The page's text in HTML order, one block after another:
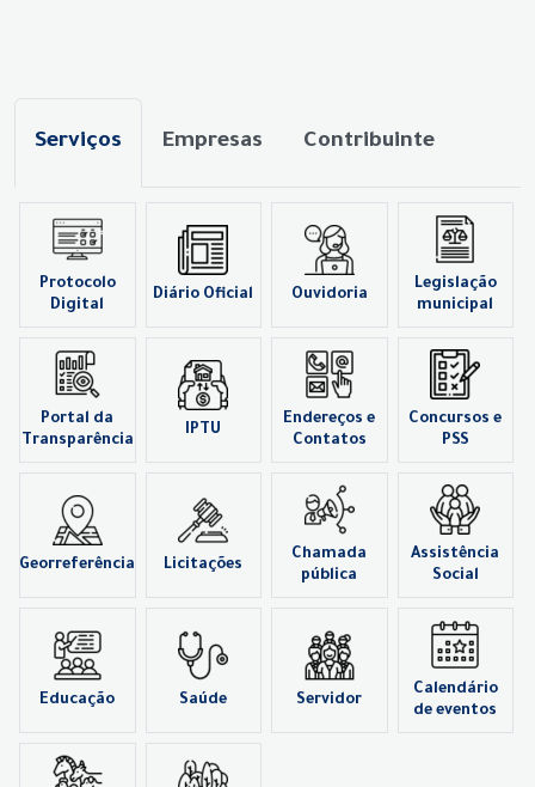
Serviços Empresas Contribuinte
Protocolo
Digital
Diário Oficial Ouvidoria
Legislação
municipal
Portal da
Transparência
IPTU
Endereços e
Contatos
Concursos e
PSS
Georreferência Licitações
Chamada
pública
Assistência
Social
Educação Saúde Servidor
Calendário
de eventos